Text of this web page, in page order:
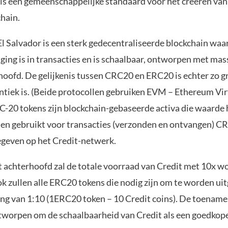
Salvador is een sterk gedecentraliseerde blockchain
is in transacties en is schaalbaar, ontworpen met
De gelijkenis tussen CRC20 en ERC20 is echter zo
is. (Beide protocollen gebruiken EVM – Ethereum
20 tokens zijn blockchain-gebaseerde activa die waarde
gebruikt voor transacties (verzonden en ontvangen)
op het Credit-netwerk.
zal de totale voorraad van Credit met 10x
zullen alle ERC20 tokens die nodig zijn om te worden
van 1:10 (1ERC20 token – 10 Credit coins). De
om de schaalbaarheid van Credit als een